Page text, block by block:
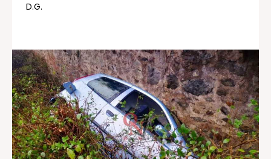
Condizioni di utilizzo
Normativa sulle correzioni
Normativa deontologica
D.G.